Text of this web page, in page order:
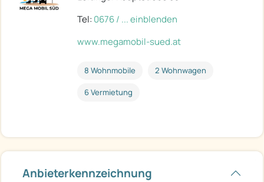
Tel: 0676 / ... einblenden
www.megamobil-sued.at
8 Wohnmobile 2 Wohnwagen
6 Vermietung
Anbieterkennzeichnung